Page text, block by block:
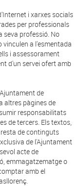
i xarxes socials
per professionals
seva professió. No
a l'esmentada
i assessorament
d'un servei ofert amb
de
altres pàgines de
responsabilitats
de tercers. Els textos,
de continguts
de l'Ajuntament
acte de
emmagatzematge o
amb el